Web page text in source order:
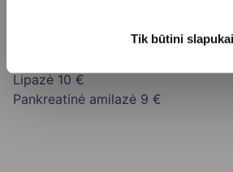
Tik būtini slapukai
HOMA-IR indekso apskaičiavimas 1 €
Lipazė 10 €
Pankreatinė amilazė 9 €